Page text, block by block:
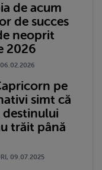
de acum
de succes
neoprit
2026
06.02.2026
pe
simt că
destinului
trăit până
09.07.2025